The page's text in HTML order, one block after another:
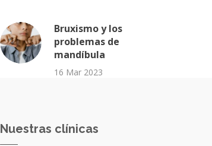
Bruxismo y los
problemas de
mandíbula
16 Mar 2023
Nuestras clínicas